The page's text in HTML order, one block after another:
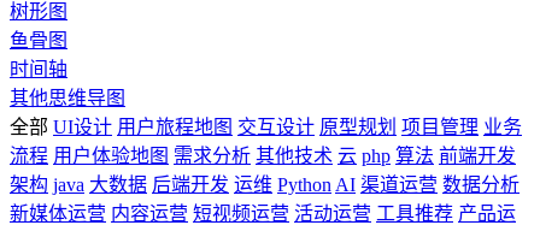
树形图
鱼骨图
时间轴
其他思维导图
全部 UI设计 用户旅程地图 交互设计 原型规划 项目管理 业务
流程 用户体验地图 需求分析 其他技术 云 php 算法 前端开发
架构 java 大数据 后端开发 运维 Python AI 渠道运营 数据分析
新媒体运营 内容运营 短视频运营 活动运营 工具推荐 产品运